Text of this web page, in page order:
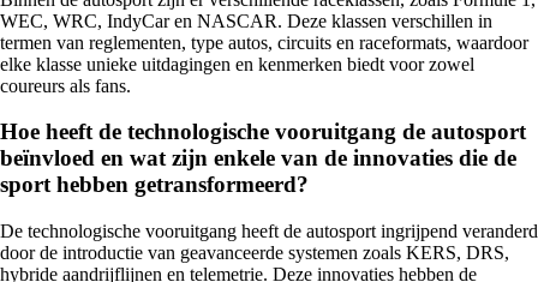
WEC, WRC, IndyCar en NASCAR. Deze klassen verschillen in
termen van reglementen, type autos, circuits en raceformats, waardoor
elke klasse unieke uitdagingen en kenmerken biedt voor zowel
coureurs als fans.
Hoe heeft de technologische vooruitgang de autosport
beïnvloed en wat zijn enkele van de innovaties die de
sport hebben getransformeerd?
De technologische vooruitgang heeft de autosport ingrijpend veranderd
door de introductie van geavanceerde systemen zoals KERS, DRS,
hybride aandrijflijnen en telemetrie. Deze innovaties hebben de